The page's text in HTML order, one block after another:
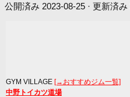
公開済み 2023-08-25 · 更新済み
GYM VILLAGE [→おすすめジム一覧]
中野トイカツ道場